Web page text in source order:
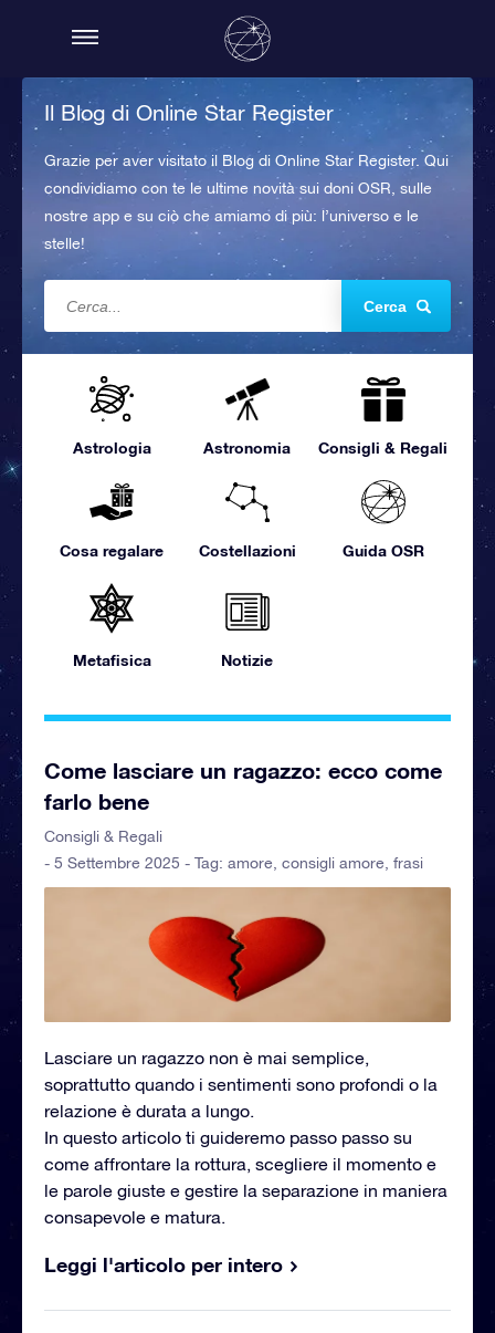
Il Blog di Online Star Register
Grazie per aver visitato il Blog di Online Star Register. Qui
condividiamo con te le ultime novità sui doni OSR, sulle
nostre app e su ciò che amiamo di più: l’universo e le
stelle!
Cerca
Astrologia Astronomia Consigli & Regali
Cosa regalare Costellazioni Guida OSR
Metafisica Notizie
Come lasciare un ragazzo: ecco come
farlo bene
Consigli & Regali
- 5 Settembre 2025 - Tag: amore consigli amore frasi
Lasciare un ragazzo non è mai semplice,
soprattutto quando i sentimenti sono profondi o la
relazione è durata a lungo.
In questo articolo ti guideremo passo passo su
come affrontare la rottura, scegliere il momento e
le parole giuste e gestire la separazione in maniera
consapevole e matura.
Leggi l'articolo per intero